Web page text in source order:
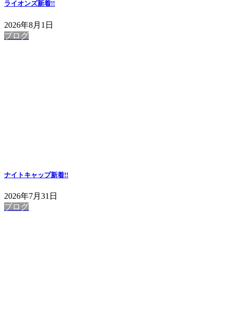
ライオンズ新着!!
2026年8月1日
ブログ
ナイトキャップ新着!!
2026年7月31日
ブログ